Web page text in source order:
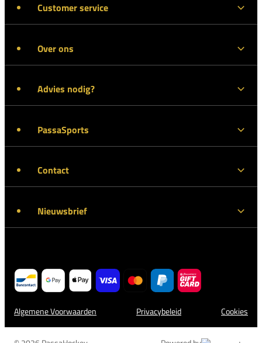
Customer service
Over ons
Advies nodig?
PassaSports
Contact
Nieuwsbrief
Algemene Voorwaarden Privacybeleid Cookies